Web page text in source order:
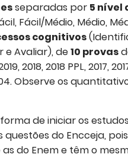
separadas por 5 nível
Fácil/Médio, Médio,
cognitivos
e Avaliar), de10 provas
2018, 2018 PPL, 2017,
Observe os
de iniciar os
questões do Encceja,
do Enem e têm o